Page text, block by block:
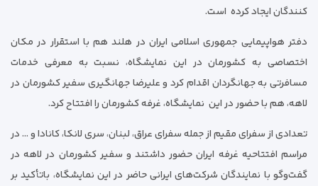
کنندگان ایجاد کرده است.
دفتر هواپیمایی جمهوری اسلامی ایران در هلند هم با استقرار در مکان
اختصاصی به کشورمان در این نمایشگاه، نسبت به معرفی خدمات
مسافرتی به جهانگردان اقدام کرد و علیرضا جهانگیری سفیر کشورمان در
لاهه، هم با حضور در این نمایشگاه، غرفه کشورمان را افتتاح کرد.
تعدادی از سفرای مقیم از جمله سفرای عراق، لبنان، سری لانکا، کانادا و … در
مراسم افتتاحیه غرفه ایران حضور داشتند و سفیر کشورمان در لاهه در
گفت‌وگو با نمایندگان شرکت‌های ایرانی حاضر در این نمایشگاه، باتأکید بر